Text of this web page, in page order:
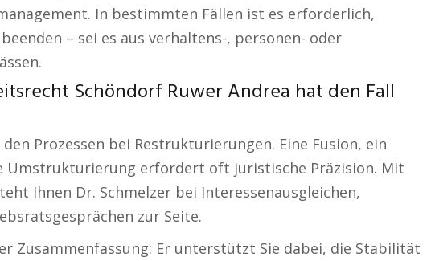
In bestimmten Fällen ist es erforderlich,
– sei es aus verhaltens-, personen- oder
Schöndorf Ruwer Andrea hat den Fall
Prozessen bei Restrukturierungen. Eine Fusion, ein
Umstrukturierung erfordert oft juristische Präzision. Mit
Ihnen Dr. Schmelzer bei Interessenausgleichen,
zur Seite.
Zusammenfassung: Er unterstützt Sie dabei, die Stabilität